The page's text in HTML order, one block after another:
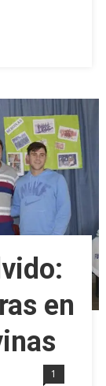
en
1